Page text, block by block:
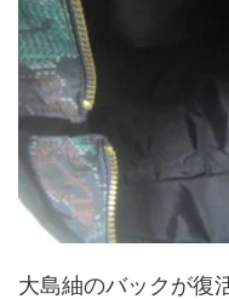
大島紬のバックが復